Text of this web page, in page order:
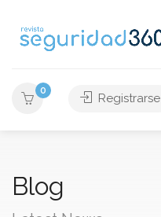
0
Registrarse
Blog